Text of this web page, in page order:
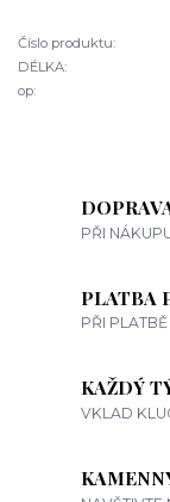
Číslo produktu:
DÉLKA:
op:
PŘI
PLATBA
PŘI
KAŽDÝ
VKLAD